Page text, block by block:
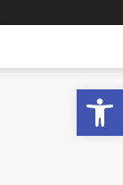
פתח סרגל נגישות